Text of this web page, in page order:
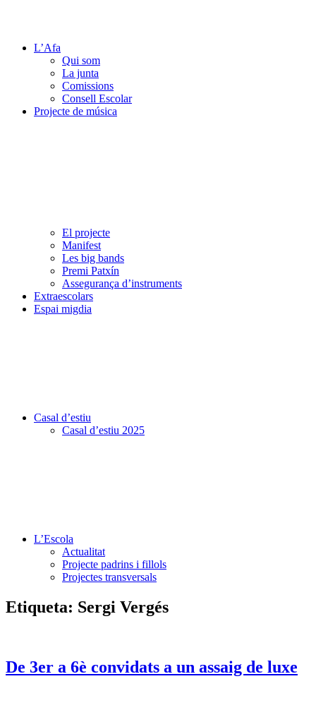
L’Afa
Qui som
La junta
Comissions
Consell Escolar
Projecte de música
El projecte
Manifest
Les big bands
Premi Patxín
Assegurança d’instruments
Extraescolars
Espai migdia
Casal d’estiu
Casal d’estiu 2025
L’Escola
Actualitat
Projecte padrins i fillols
Projectes transversals
Etiqueta: Sergi Vergés
De 3er a 6è convidats a un assaig de luxe